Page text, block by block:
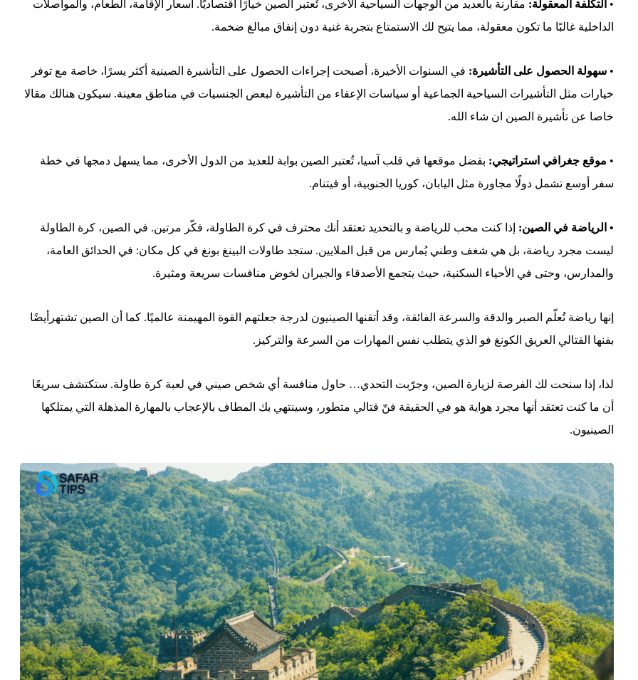
• التكلفة المعقولة: مقارنة بالعديد من الوجهات السياحية الأخرى، تُعتبر الصين خيارًا اقتصاديًا. أسعار الإقامة، الطعام، والمواصلات
الداخلية غالبًا ما تكون معقولة، مما يتيح لك الاستمتاع بتجربة غنية دون إنفاق مبالغ ضخمة.
• سهولة الحصول على التأشيرة: في السنوات الأخيرة، أصبحت إجراءات الحصول على التأشيرة الصينية أكثر يسرًا، خاصة مع توفر
خيارات مثل التأشيرات السياحية الجماعية أو سياسات الإعفاء من التأشيرة لبعض الجنسيات في مناطق معينة. سيكون هنالك مقالا
خاصا عن تأشيرة الصين ان شاء الله.
• موقع جغرافي استراتيجي: بفضل موقعها في قلب آسيا، تُعتبر الصين بوابة للعديد من الدول الأخرى، مما يسهل دمجها في خطة
سفر أوسع تشمل دولًا مجاورة مثل اليابان، كوريا الجنوبية، أو فيتنام.
• الرياضة في الصين: إذا كنت محب للرياضة و بالتحديد تعتقد أنك محترف في كرة الطاولة، فكّر مرتين. في الصين، كرة الطاولة
ليست مجرد رياضة، بل هي شغف وطني يُمارس من قبل الملايين. ستجد طاولات البينغ بونغ في كل مكان: في الحدائق العامة،
والمدارس، وحتى في الأحياء السكنية، حيث يتجمع الأصدقاء والجيران لخوض منافسات سريعة ومثيرة.
إنها رياضة تُعلّم الصبر والدقة والسرعة الفائقة، وقد أتقنها الصينيون لدرجة جعلتهم القوة المهيمنة عالميًا. كما أن الصين تشتهرأيضًا
بفنها القتالي العريق الكونغ فو الذي يتطلب نفس المهارات من السرعة والتركيز.
لذا، إذا سنحت لك الفرصة لزيارة الصين، وجرّبت التحدي… حاول منافسة أي شخص صيني في لعبة كرة طاولة. ستكتشف سريعًا
أن ما كنت تعتقد أنها مجرد هواية هو في الحقيقة فنّ قتالي متطور، وسينتهي بك المطاف بالإعجاب بالمهارة المذهلة التي يمتلكها
الصينيون.